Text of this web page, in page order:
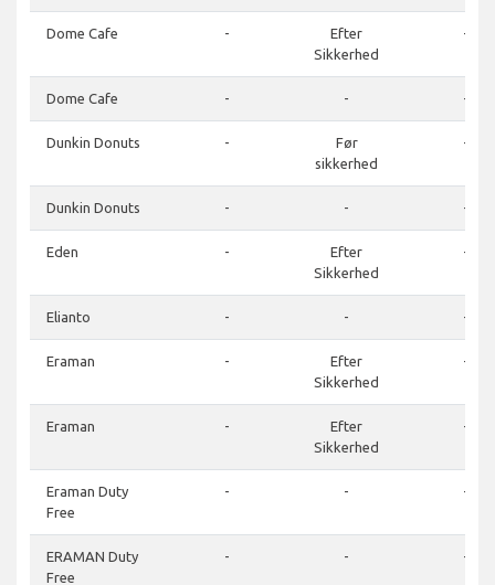
Dome Cafe -
Efter
Sikkerhed
-
Dome Cafe - - -
Dunkin Donuts -
Før
sikkerhed
-
Dunkin Donuts - - -
Eden -
Efter
Sikkerhed
-
Elianto - - -
Eraman -
Efter
Sikkerhed
-
Eraman -
Efter
Sikkerhed
-
Eraman Duty
Free
- - -
ERAMAN Duty
Free
- - -